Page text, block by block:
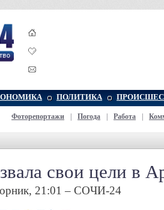
ПОЛИТИКА
Фоторепортажи Погода Работа
свои цели в
21:01 – СОЧИ-24